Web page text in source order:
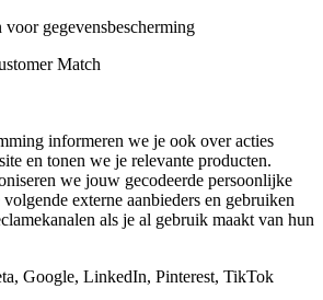
gegevensbescherming
Match
informeren we je ook over acties
en tonen we je relevante producten.
we jouw gecodeerde persoonlijke
volgende externe aanbieders en gebruiken
als je al gebruik maakt van hun
Google, LinkedIn, Pinterest, TikTok